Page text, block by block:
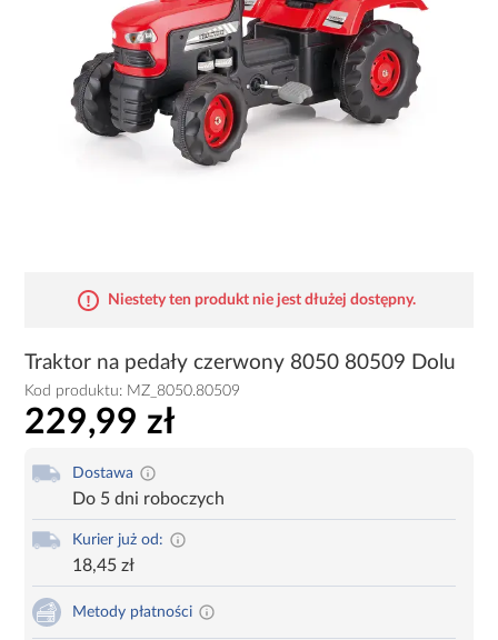
Niestety ten produkt nie jest dłużej dostępny.
Traktor na pedały czerwony 8050 80509 Dolu
Kod produktu: MZ_8050.80509
229,99 zł
Dostawa
Do 5 dni roboczych
Kurier już od:
18,45 zł
Metody płatności